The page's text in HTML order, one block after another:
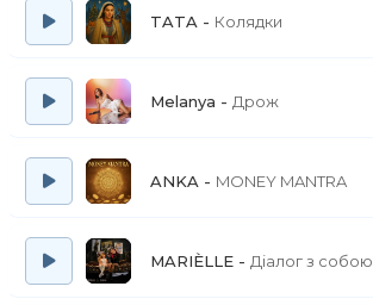
TATA Колядки
Melanya Дрож
ANKA MONEY MANTRA
MARIÈLLE Діалог з собою